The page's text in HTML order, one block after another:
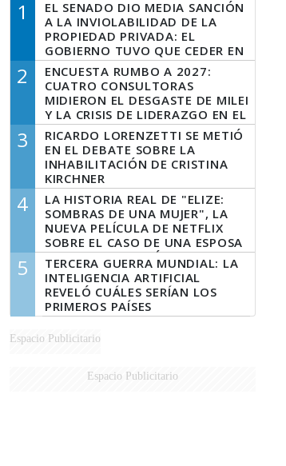
1
EL SENADO DIO MEDIA SANCIÓN
A LA INVIOLABILIDAD DE LA
PROPIEDAD PRIVADA: EL
GOBIERNO TUVO QUE CEDER EN
LA LEY DEL MANEJO DEL FUEGO
2
ENCUESTA RUMBO A 2027:
CUATRO CONSULTORAS
MIDIERON EL DESGASTE DE MILEI
Y LA CRISIS DE LIDERAZGO EN EL
PERONISMO
3
RICARDO LORENZETTI SE METIÓ
EN EL DEBATE SOBRE LA
INHABILITACIÓN DE CRISTINA
KIRCHNER
4
LA HISTORIA REAL DE "ELIZE:
SOMBRAS DE UNA MUJER", LA
NUEVA PELÍCULA DE NETFLIX
SOBRE EL CASO DE UNA ESPOSA
QUE DESCUARTIZÓ A SU
MARIDO
5
TERCERA GUERRA MUNDIAL: LA
INTELIGENCIA ARTIFICIAL
REVELÓ CUÁLES SERÍAN LOS
PRIMEROS PAÍSES
LATINOAMERICANOS EN SER
DERROTADOS
Espacio Publicitario
Espacio Publicitario